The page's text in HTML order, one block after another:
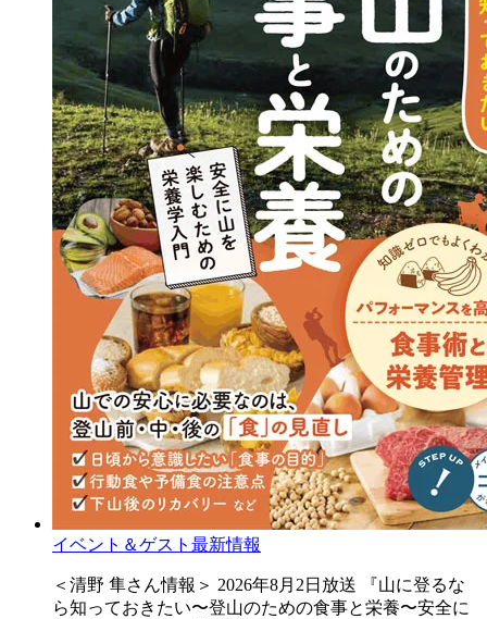
イベント＆ゲスト最新情報
＜清野 隼さん情報＞ 2026年8月2日放送 『山に登るな
ら知っておきたい〜登山のための食事と栄養〜安全に